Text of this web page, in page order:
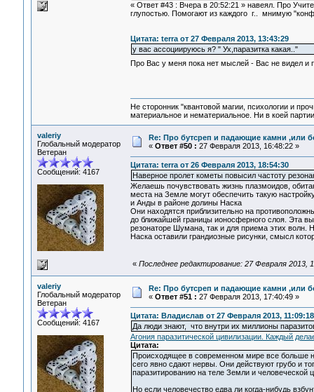
« Ответ #43 : Вчера в 20:52:21 » навеял. Про
глупостью. Помогают из каждого г.. мнимую
Цитата: terra от 27 Февраля 2013, 13:43:29
у вас ассоциируюсь я? " Ух,паразитка какая.."
Про Вас у меня пока нет мыслей - Вас не видел
Не сторонник "квантовой магии, психологии и
материальное и нематериальное. Ни в коей
valeriy
Глобальный модератор
Ветеран
Сообщений: 4167
Re: Про бутсреп и падающие камни ,или
« Ответ #50 : 27 Февраля 2013, 16:48:22 »
Цитата: terra от 26 Февраля 2013, 18:54:30
Наверное пролет кометы повысил частоту
Желаешь почувствовать жизнь плазмоидов,
места на Земле могут обеспечить такую
и Анды в районе долины Наска
Они находятся приблизительно на
до ближайшей границы ионосферного слоя. Эта
резонаторе Шумана, так и для приема этих волн.
Наска оставили грандиозные рисунки, смысл
« Последнее редактирование: 27 Февраля 2013,
valeriy
Глобальный модератор
Ветеран
Сообщений: 4167
Re: Про бутсреп и падающие камни ,или
« Ответ #51 : 27 Февраля 2013, 17:40:49 »
Цитата: Владислав от 27 Февраля 2013, 11:09:18
Да люди знают, что внутри их миллионы
Агония паразитической цивилизации. Каждый
Цитата:
Происходящее в современном мире все больше
сего явно сдают нервы. Они действуют грубо и
паразитированию на теле Земли и человеческой
Но если человечество едва ли когда-нибудь